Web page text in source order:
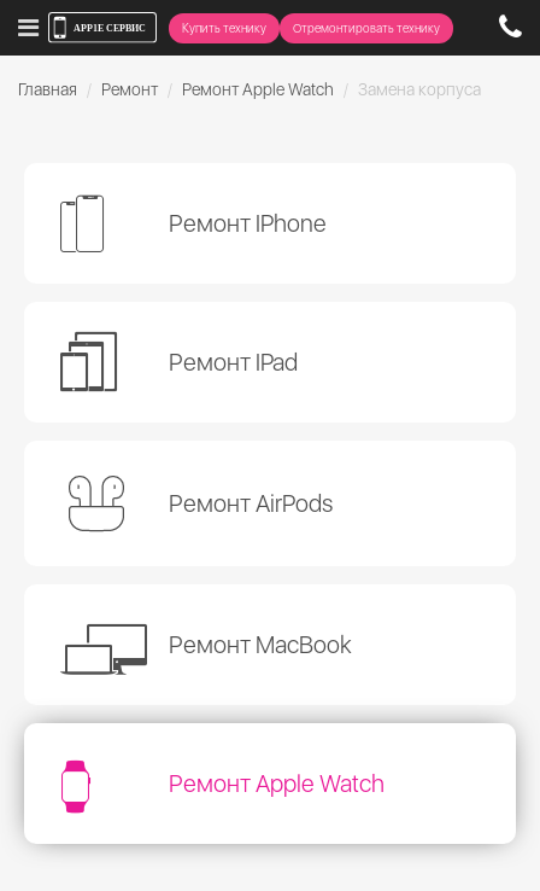
Купить технику Отремонтировать технику
Главная Ремонт Ремонт Apple Watch Замена корпуса
Ремонт IPhone
Ремонт IPad
Ремонт AirPods
Ремонт MacBook
Ремонт Apple Watch